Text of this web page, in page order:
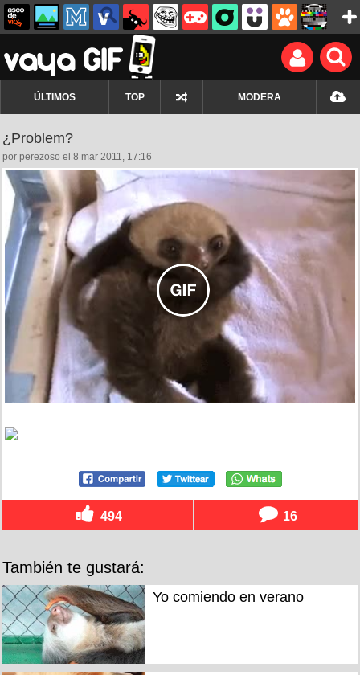
ÚLTIMOS TOP MODERA
¿Problem?
por perezoso el 8 mar 2011, 17:16
494 16
También te gustará:
Yo comiendo en verano